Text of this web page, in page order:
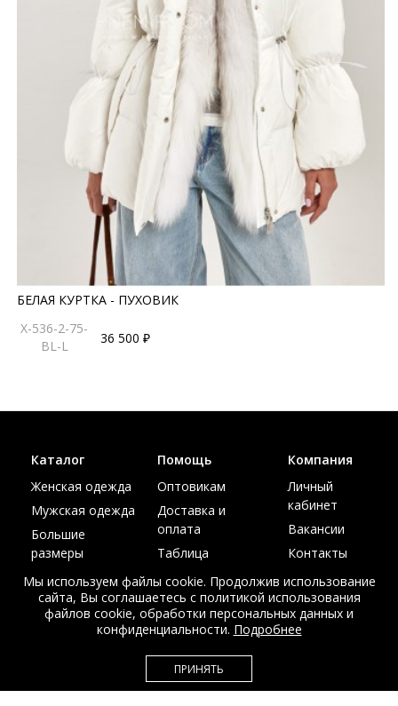
БЕЛАЯ КУРТКА - ПУХОВИК
X-536-2-75-
BL-L
36 500 ₽
© Интернет магазин верхней одежды из меха и кожи
EDEM-ROOM 2011-2026
Каталог
Женская одежда
Мужская одежда
Большие
размеры
Акции
Помощь
Оптовикам
Доставка и
оплата
Таблица
Компания
Личный
кабинет
Вакансии
Контакты
Мы используем файлы cookie. Продолжив использование
сайта, Вы соглашаетесь с политикой использования
файлов cookie, обработки персональных данных и
конфиденциальности. Подробнее
ПРИНЯТЬ